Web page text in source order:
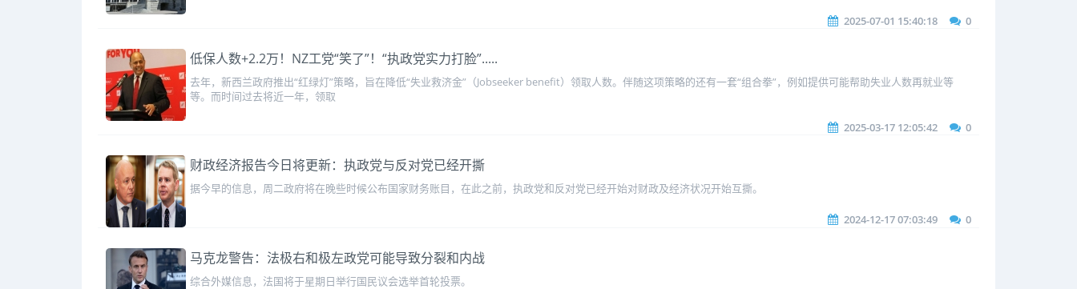
2025-07-01 15:40:18 0
低保人数+2.2万！NZ工党“笑了”！“执政党实力打脸”.....
去年，新西兰政府推出“红绿灯”策略，旨在降低“失业救济金”（Jobseeker benefit）领取人数。伴随这项策略的还有一套“组合拳”，例如提供可能帮助失业人数再就业等
等。而时间过去将近一年，领取
2025-03-17 12:05:42 0
财政经济报告今日将更新：执政党与反对党已经开撕
据今早的信息，周二政府将在晚些时候公布国家财务账目，在此之前，执政党和反对党已经开始对财政及经济状况开始互撕。
2024-12-17 07:03:49 0
马克龙警告：法极右和极左政党可能导致分裂和内战
综合外媒信息，法国将于星期日举行国民议会选举首轮投票。